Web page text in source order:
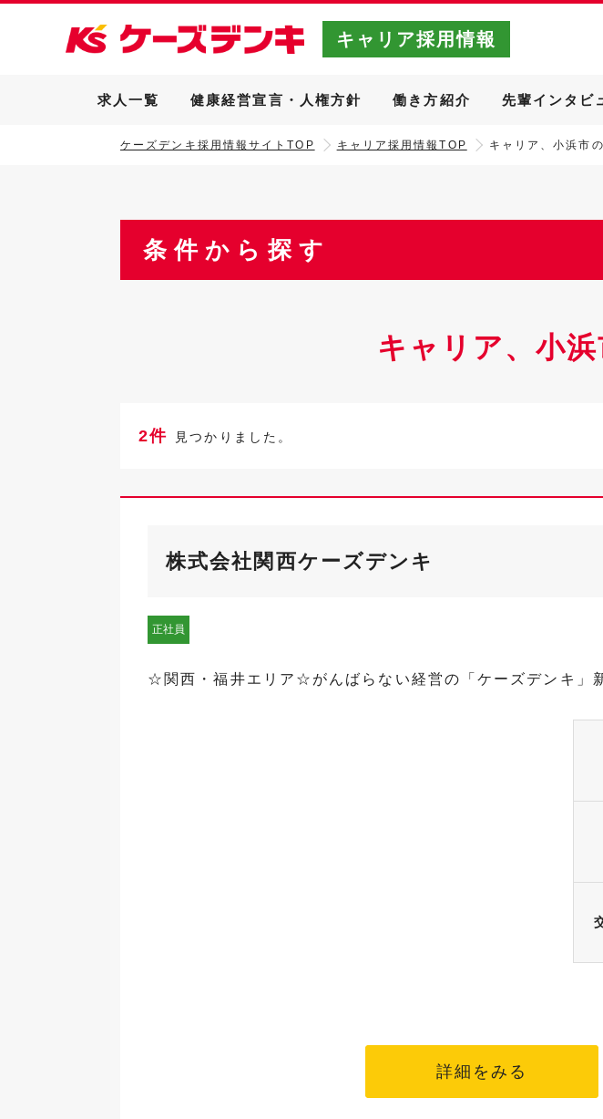
キャリア採用情報
求人一覧 健康経営宣言・人権方針 働き方紹介 先輩インタビ
ケーズデンキ採用情報サイトTOP キャリア採用情報TOP キャリア、小浜市
条件から探す
キャリア、小
2件 見つかりました。
株式会社関西ケーズデンキ
正社員
☆関西・福井エリア☆がんばらない経営の「ケーズデンキ」
詳細をみる